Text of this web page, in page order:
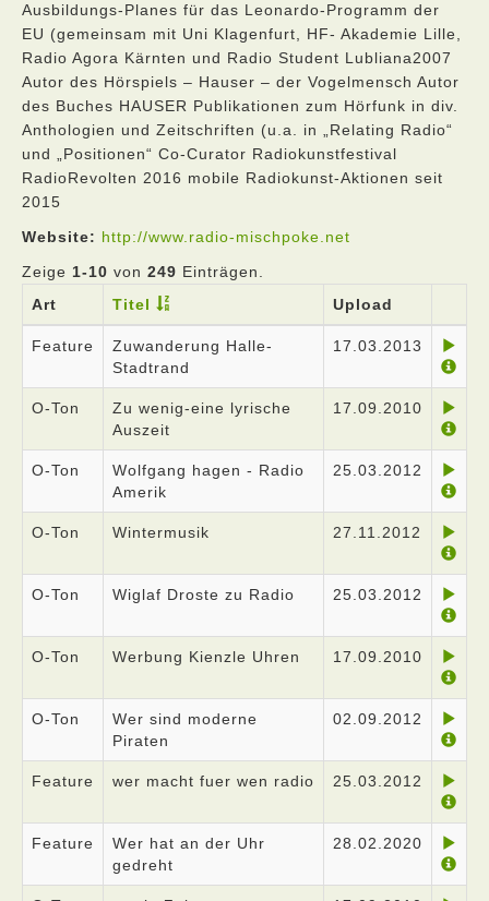
Ausbildungs-Planes für das Leonardo-Programm der
EU (gemeinsam mit Uni Klagenfurt, HF- Akademie Lille,
Radio Agora Kärnten und Radio Student Lubliana2007
Autor des Hörspiels – Hauser – der Vogelmensch Autor
des Buches HAUSER Publikationen zum Hörfunk in div.
Anthologien und Zeitschriften (u.a. in „Relating Radio“
und „Positionen“ Co-Curator Radiokunstfestival
RadioRevolten 2016 mobile Radiokunst-Aktionen seit
2015
Website: http://www.radio-mischpoke.net
Zeige 1-10 von 249 Einträgen.
Art
Titel Upload
Feature
Zuwanderung Halle-
Stadtrand
17.03.2013
O-Ton
Zu wenig-eine lyrische
Auszeit
17.09.2010
O-Ton
Wolfgang hagen - Radio
Amerik
25.03.2012
O-Ton Wintermusik 27.11.2012
O-Ton Wiglaf Droste zu Radio 25.03.2012
O-Ton Werbung Kienzle Uhren 17.09.2010
O-Ton
Wer sind moderne
Piraten
02.09.2012
Feature wer macht fuer wen radio 25.03.2012
Feature
Wer hat an der Uhr
gedreht
28.02.2020